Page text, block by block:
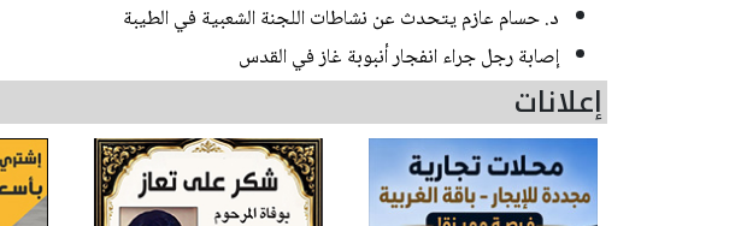
د. حسام عازم يتحدث عن نشاطات اللجنة الشعبية في الطيبة
إصابة رجل جراء انفجار أنبوبة غاز في القدس
إعلانات